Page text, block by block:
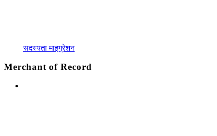
सदस्यता माइग्रेशन
Merchant of Record